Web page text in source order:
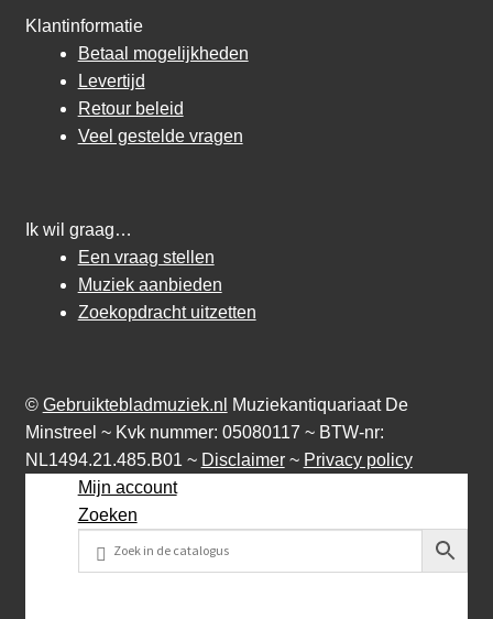
Klantinformatie
Betaal mogelijkheden
Levertijd
Retour beleid
Veel gestelde vragen
Ik wil graag…
Een vraag stellen
Muziek aanbieden
Zoekopdracht uitzetten
© Gebruiktebladmuziek.nl
Muziekantiquariaat De
Minstreel ~ Kvk nummer: 05080117 ~ BTW-nr:
NL1494.21.485.B01 ~ Disclaimer~ Privacy policy
Mijn account
Zoeken